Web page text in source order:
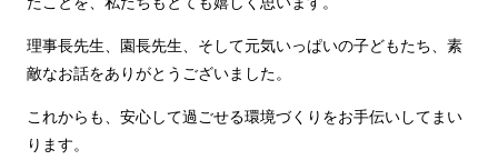
理事長先生、園長先生、そして元気いっぱいの子どもたち、素
敵なお話をありがとうございました。
これからも、安心して過ごせる環境づくりをお手伝いしてまい
ります。